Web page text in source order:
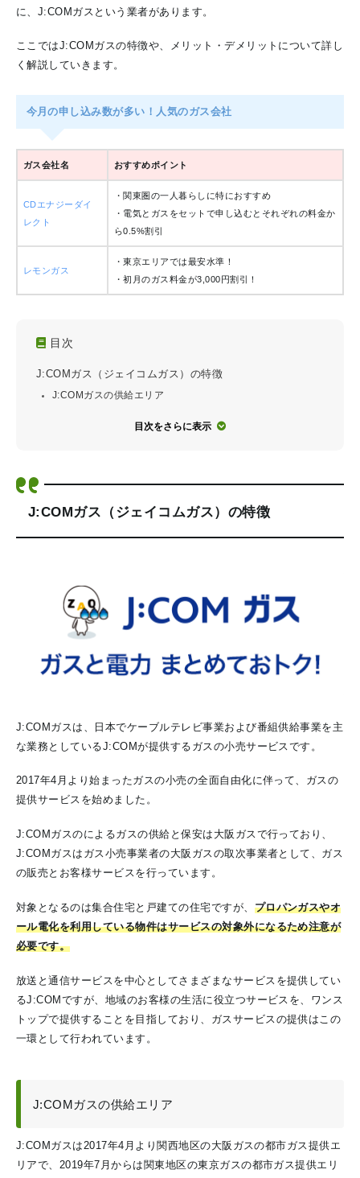
に、J:COMガスという業者があります。
ここではJ:COMガスの特徴や、メリット・デメリットについて詳し
く解説していきます。
今月の申し込み数が多い！人気のガス会社
ガス会社名 おすすめポイント
CDエナジーダイ
レクト
・関東圏の一人暮らしに特におすすめ
・電気とガスをセットで申し込むとそれぞれの料金か
ら0.5%割引
レモンガス
・東京エリアでは最安水準！
・初月のガス料金が3,000円割引！
目次
J:COMガス（ジェイコムガス）の特徴
J:COMガスの供給エリア
目次をさらに表示
J:COMガス（ジェイコムガス）の特徴
J:COMガスは、日本でケーブルテレビ事業および番組供給事業を主
な業務としているJ:COMが提供するガスの小売サービスです。
2017年4月より始まったガスの小売の全面自由化に伴って、ガスの
提供サービスを始めました。
J:COMガスのによるガスの供給と保安は大阪ガスで行っており、
J:COMガスはガス小売事業者の大阪ガスの取次事業者として、ガス
の販売とお客様サービスを行っています。
対象となるのは集合住宅と戸建ての住宅ですが、 プロパンガスやオ
ール電化を利用している物件はサービスの対象外になるため注意が
必要です。
放送と通信サービスを中心としてさまざまなサービスを提供してい
るJ:COMですが、地域のお客様の生活に役立つサービスを、ワンス
トップで提供することを目指しており、ガスサービスの提供はこの
一環として行われています。
J:COMガスの供給エリア
J:COMガスは2017年4月より関西地区の大阪ガスの都市ガス提供エ
リアで、2019年7月からは関東地区の東京ガスの都市ガス提供エリ